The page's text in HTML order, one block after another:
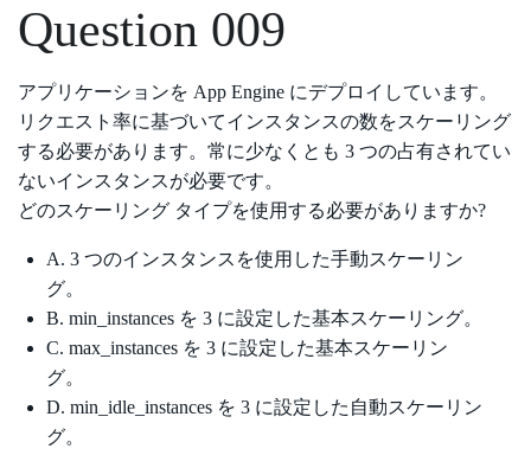
Question 009
アプリケーションを App Engine にデプロイしています。
リクエスト率に基づいてインスタンスの数をスケーリング
する必要があります。常に少なくとも 3 つの占有されてい
ないインスタンスが必要です。
どのスケーリング タイプを使用する必要がありますか?
A. 3 つのインスタンスを使用した手動スケーリン
グ。
B. min_instances を 3 に設定した基本スケーリング。
C. max_instances を 3 に設定した基本スケーリン
グ。
D. min_idle_instances を 3 に設定した自動スケーリン
グ。